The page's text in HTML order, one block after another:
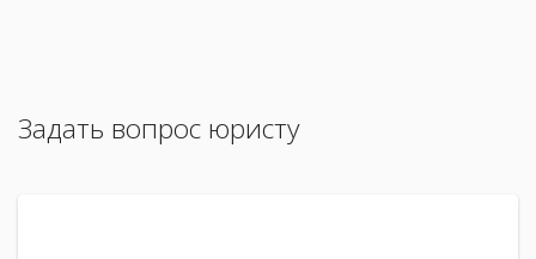
Задать вопрос юристу